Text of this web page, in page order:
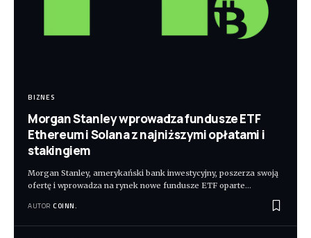
BIZNES
Morgan Stanley wprowadza fundusze ETF
Ethereum i Solana z najniższymi opłatami i
stakingiem
Morgan Stanley, amerykański bank inwestycyjny, poszerza swoją
ofertę i wprowadza na rynek nowe fundusze ETF oparte…
AUTOR COINN.